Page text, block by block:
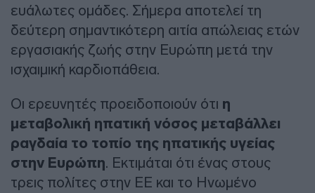
ευάλωτες ομάδες. Σήμερα αποτελεί τη
δεύτερη σημαντικότερη αιτία απώλειας ετών
εργασιακής ζωής στην Ευρώπη μετά την
ισχαιμική καρδιοπάθεια.
Οι ερευνητές προειδοποιούν ότι η
μεταβολική ηπατική νόσος μεταβάλλει
ραγδαία το τοπίο της ηπατικής υγείας
στην Ευρώπη. Εκτιμάται ότι ένας στους
τρεις πολίτες στην ΕΕ και το Ηνωμένο